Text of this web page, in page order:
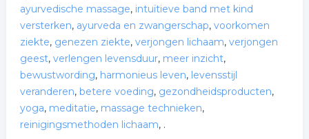
ayurvedische massage, intuïtieve band met kind
versterken, ayurveda en zwangerschap, voorkomen
ziekte, genezen ziekte, verjongen lichaam, verjongen
geest, verlengen levensduur, meer inzicht,
bewustwording, harmonieus leven, levensstijl
veranderen, betere voeding, gezondheidsproducten,
yoga, meditatie, massage technieken,
reinigingsmethoden lichaam, .